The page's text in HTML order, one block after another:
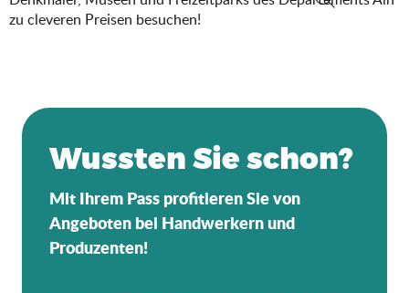
zu cleveren Preisen besuchen!
Wussten Sie schon?
Mit Ihrem Pass profitieren Sie von
Angeboten bei Handwerkern und
Produzenten!